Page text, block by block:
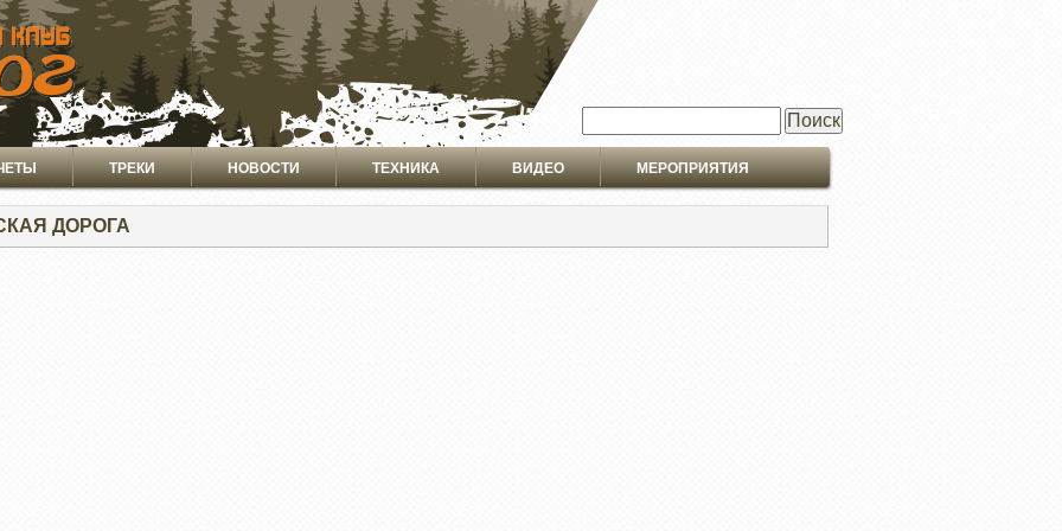
ТРЕКИ НОВОСТИ ТЕХНИКА ВИДЕО МЕРОПРИЯТИЯ
ДОРОГА